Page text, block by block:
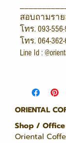
สอบถามราย
โทร. 093-556-
โทร. 064-
Line Id :
ORIENTAL
Shop / Office
Oriental